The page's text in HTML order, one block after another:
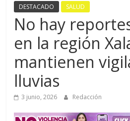
DESTACADO SALUD
No hay
en la región
mantienen
lluvias
3 junio, 2026 Redacción